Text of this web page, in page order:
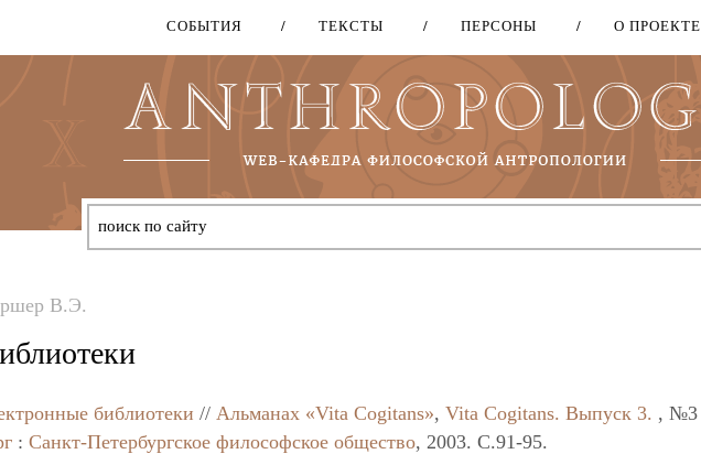
Перейти
основному
содержанию
СОБЫТИЯ ТЕКСТЫ ПЕРСОНЫ О ПРОЕКТЕ
В.Э.
библиотеки // Альманах «Vita Cogitans», Vita Cogitans. Выпуск 3. , №3
: Санкт-Петербургское философское общество, 2003. C.91-95.